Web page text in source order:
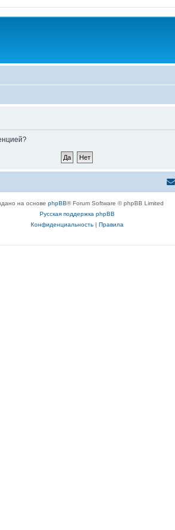
на основе phpBB® Forum Software © phpBB Limited
Русская поддержка phpBB
Конфиденциальность| Правила